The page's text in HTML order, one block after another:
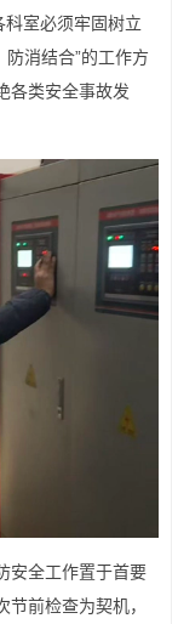
科室必须牢固树立
防消结合”的工作方
各类安全事故发
安全工作置于首要
前检查为契机，